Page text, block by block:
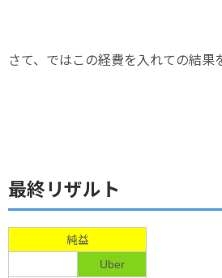
さて、ではこの経費を入れての結果
最終リザルト
純益
Uber